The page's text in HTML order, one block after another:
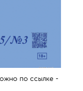
по ссылке -